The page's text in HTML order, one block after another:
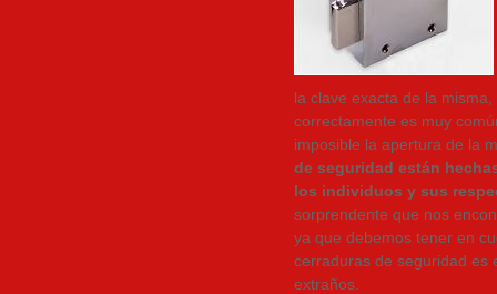
la clave exacta de la
correctamente es muy
imposible la apertura de la
de seguridad están
los individuos y sus
sorprendente que nos
ya que debemos tener en
cerraduras de seguridad es
extraños.